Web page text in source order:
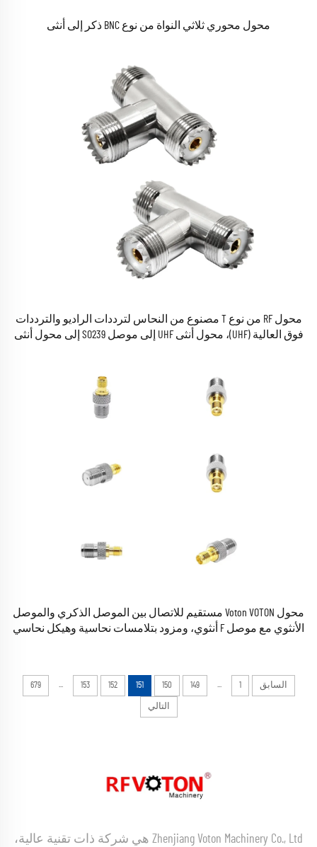
محول محوري ثلاثي النواة من نوع BNC ذكر إلى أنثى
محول RF من نوع T مصنوع من النحاس لترددات الراديو والترددات
فوق العالية (UHF)، محول أنثى UHF إلى موصل SO239 إلى محول أنثى
محول Voton VOTON مستقيم للاتصال بين الموصل الذكري والموصل
الأنثوي مع موصل F أنثوي، ومزود بتلامسات نحاسية وهيكل نحاسي
السابق 1
...
149
150
151
152
153
...
679
التالي
Zhenjiang Voton Machinery Co., Ltd هي شركة ذات تقنية عالية،